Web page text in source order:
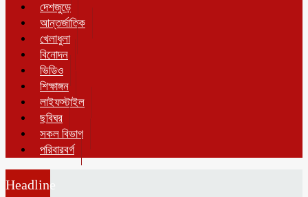
দেশজুড়ে
আন্তর্জাতিক
খেলাধুলা
বিনোদন
ভিডিও
শিক্ষাঙ্গন
লাইফস্টাইল
ছবিঘর
সকল বিভাগ
পরিবারবর্গ
Headline